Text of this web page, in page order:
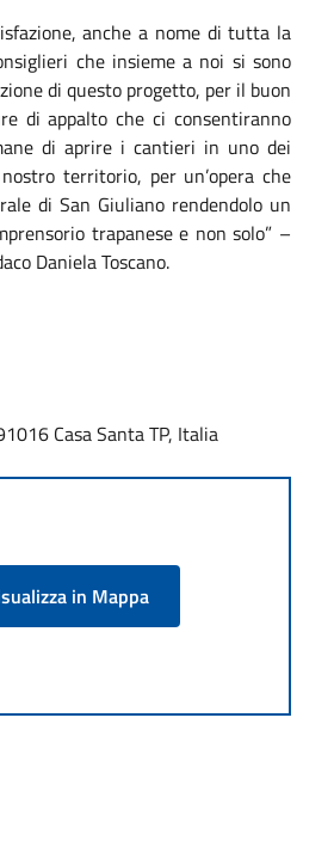
anche a nome di tutta la
che insieme a noi si sono
di questo progetto, per il buon
di appalto che ci consentiranno
di aprire i cantieri in uno dei
territorio, per un’opera che
di San Giuliano rendendolo un
trapanese e non solo” –
Daniela Toscano.
Casa Santa TP, Italia
in Mappa